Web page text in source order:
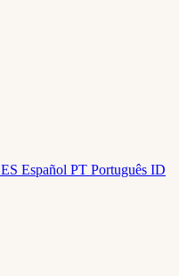
ES Español PT Português ID